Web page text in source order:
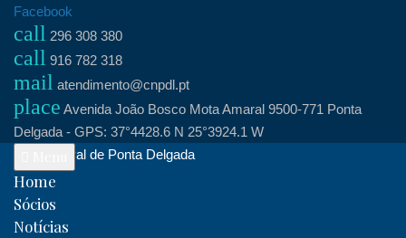
Skip
content
Facebook
call 296 308 380
call 916 782 318
mail atendimento@cnpdl.pt
place Avenida João Bosco Mota Amaral 9500-771 Ponta
Delgada - GPS: 37°4428.6 N 25°3924.1 W
Clube Naval de Ponta Delgada
Home
Sócios
Notícias